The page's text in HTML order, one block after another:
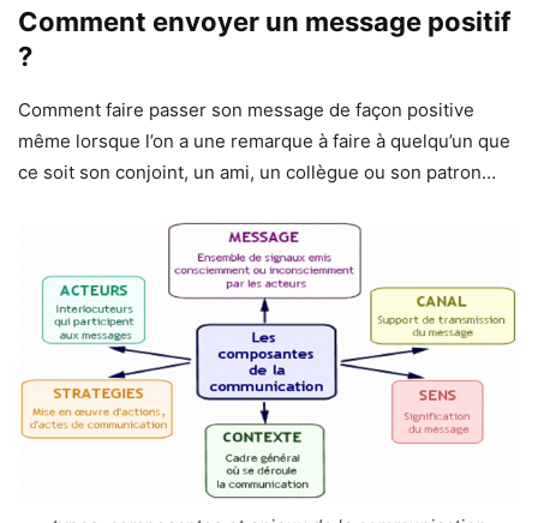
Comment envoyer un message positif
?
Comment faire passer son message de façon positive
même lorsque l’on a une remarque à faire à quelqu’un que
ce soit son conjoint, un ami, un collègue ou son patron…